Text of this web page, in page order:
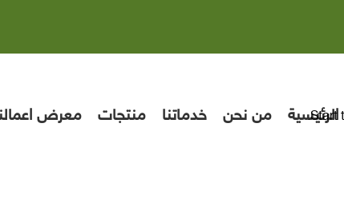
الرئيسية من نحن خدماتنا منتجات معرض Start